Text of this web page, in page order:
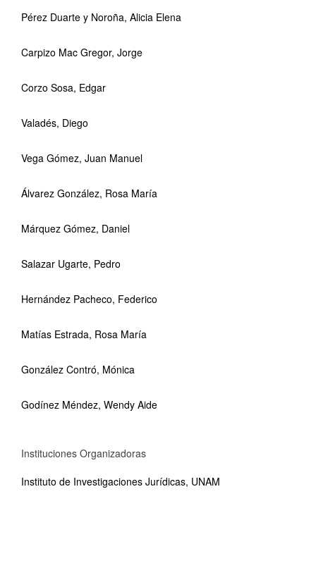
Pérez Duarte y Noroña, Alicia Elena
Carpizo Mac Gregor, Jorge
Corzo Sosa, Edgar
Valadés, Diego
Vega Gómez, Juan Manuel
Álvarez González, Rosa María
Márquez Gómez, Daniel
Salazar Ugarte, Pedro
Hernández Pacheco, Federico
Matías Estrada, Rosa María
González Contró, Mónica
Godínez Méndez, Wendy Aide
Instituciones Organizadoras
Instituto de Investigaciones Jurídicas, UNAM